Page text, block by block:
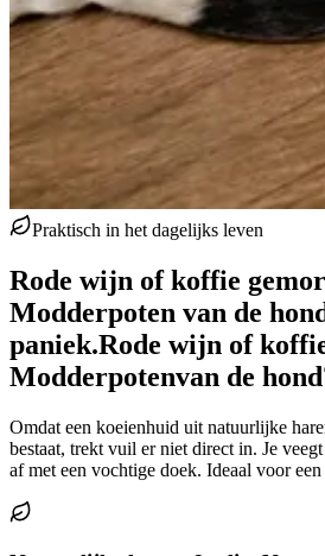
Praktisch in het dagelijks leven
Rode wijn of koffie
Modderpoten van de
paniek.Rode wijn of
Modderpotenvan de
Omdat een koeienhuid uit natuurlijke
bestaat, trekt vuil er niet direct in. Je
af met een vochtige doek. Ideaal voor